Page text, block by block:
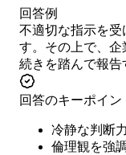
回答例
不適切な指示を
す。その上で、
続きを踏んで報告
回答のキーポイン
冷静な判断
倫理観を強